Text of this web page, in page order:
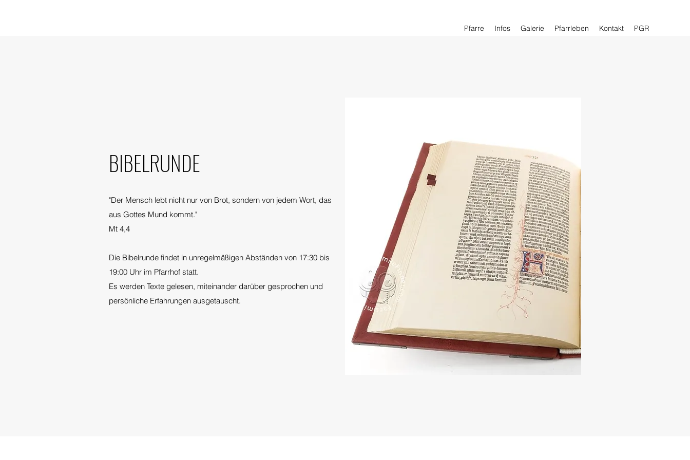
Pfarre Infos Galerie Pfarrleben Kontakt PGR
BIBELRUNDE
"Der Mensch lebt nicht nur von Brot, sondern von jedem Wort, das
aus Gottes Mund kommt."
Mt 4,4
Die Bibelrunde findet in unregelmäßigen Abständen von 17:30 bis
19:00 Uhr im Pfarrhof statt.
Es werden Texte gelesen, miteinander darüber gesprochen und
persönliche Erfahrungen ausgetauscht.